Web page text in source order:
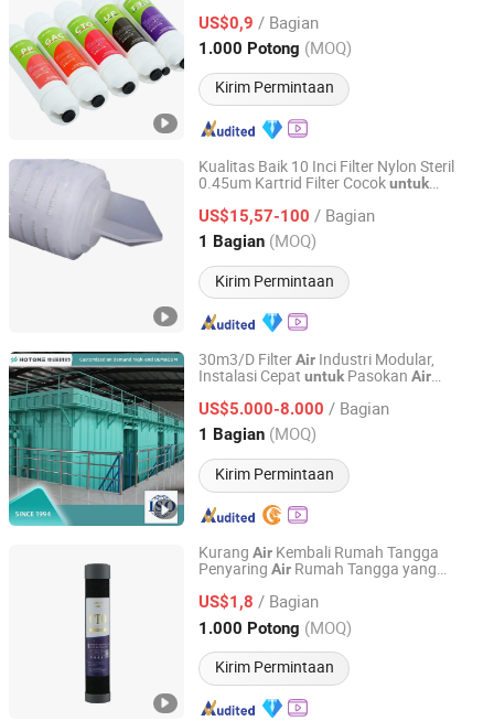
US$0,9 / Bagian
1.000 Potong (MOQ)
Kirim Permintaan
Shanxi, China Harga mulai 2025
Kualitas Baik 10 Inci Filter Nylon Steril
0.45um Kartrid Filter Cocokuntuk
US$15,57-100 / Bagian
1 Bagian (MOQ)
Kirim Permintaan
Zhejiang Juntian Filtration Technology Co., Ltd
Zhejiang, China Harga mulai 2025
30m3/D FilterAir Industri Modular,
Instalasi Cepat untukPasokan Air
US$5.000-8.000 / Bagian
1 Bagian (MOQ)
Kirim Permintaan
Shandong Hotone Environmental Technology Co., Ltd.
Shandong, China Harga mulai 2026
Kurang Air Kembali Rumah Tangga
Penyaring Air Rumah Tangga yang
US$1,8 / Bagian
1.000 Potong (MOQ)
Kirim Permintaan
SX YJK TECH CO., LTD.
Shanxi, China Harga mulai 2025